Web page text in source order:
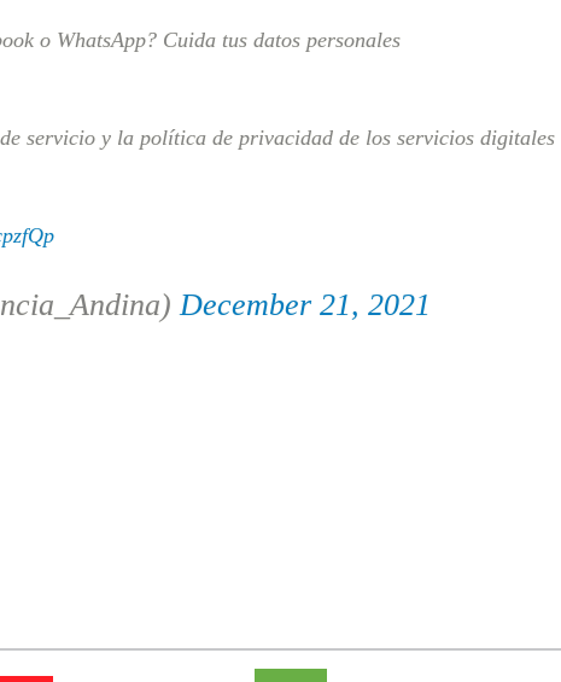
o WhatsApp? Cuida tus datos personales
servicio y la política de privacidad de los servicios digitales
December 21, 2021